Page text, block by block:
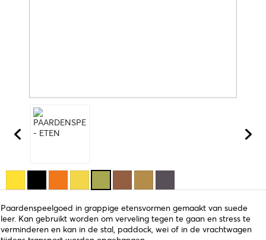
Paardenspeelgoed in grappige etensvormen gemaakt van suede
leer. Kan gebruikt worden om verveling tegen te gaan en stress te
verminderen en kan in de stal, paddock, wei of in de vrachtwagen